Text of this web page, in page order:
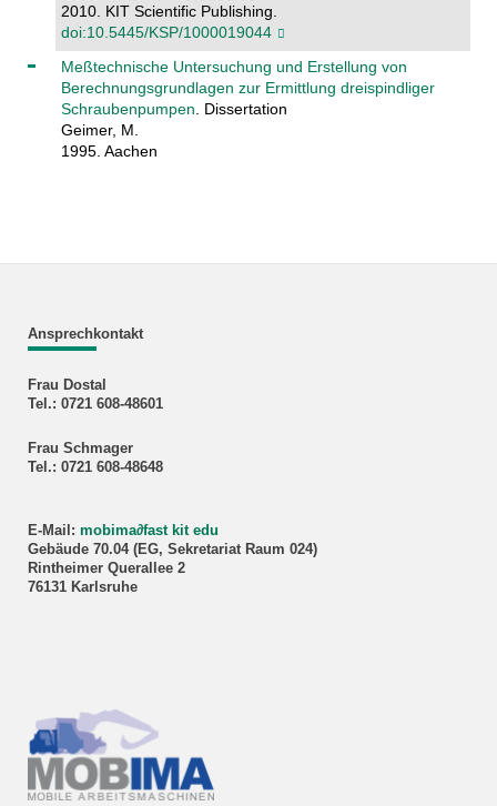
2010. KIT Scientific Publishing.
doi:10.5445/KSP/1000019044
Meßtechnische Untersuchung und Erstellung von
Berechnungsgrundlagen zur Ermittlung dreispindliger
Schraubenpumpen. Dissertation
Geimer, M.
1995. Aachen
Ansprechkontakt
Frau Dostal
Tel.: 0721 608-48601
Frau Schmager
Tel.: 0721 608-48648
E-Mail: mobima∂fast kit edu
Gebäude 70.04 (EG, Sekretariat Raum 024)
Rintheimer Querallee 2
76131 Karlsruhe